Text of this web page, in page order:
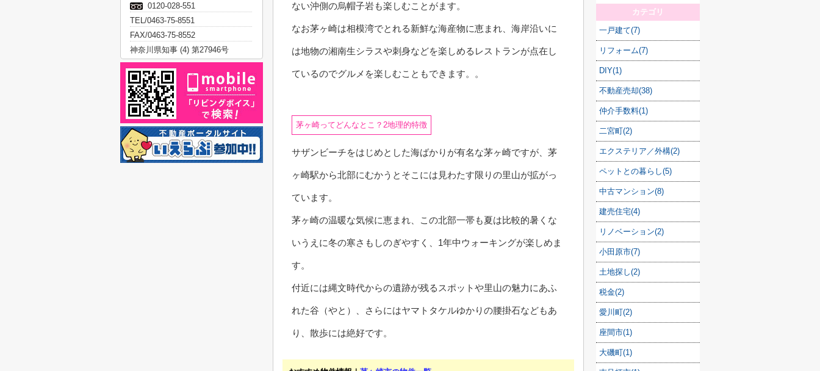
ない沖側の烏帽子岩も楽しむことがます。
なお茅ヶ崎は相模湾でとれる新鮮な海産物に恵まれ、海岸沿いに
は地物の湘南生シラスや刺身などを楽しめるレストランが点在し
ているのでグルメを楽しむこともできます。。
茅ヶ崎ってどんなとこ？2地理的特徴
サザンビーチをはじめとした海ばかりが有名な茅ヶ崎ですが、茅
ヶ崎駅から北部にむかうとそこには見わたす限りの里山が拡がっ
ています。
茅ヶ崎の温暖な気候に恵まれ、この北部一帯も夏は比較的暑くな
いうえに冬の寒さもしのぎやすく、1年中ウォーキングが楽しめま
す。
付近には縄文時代からの遺跡が残るスポットや里山の魅力にあふ
れた谷（やと）、さらにはヤマトタケルゆかりの腰掛石などもあ
り、散歩には絶好です。
カテゴリ
一戸建て(7)
リフォーム(7)
DIY(1)
不動産売却(38)
仲介手数料(1)
二宮町(2)
エクステリア／外構(2)
ペットとの暮らし(5)
中古マンション(8)
建売住宅(4)
リノベーション(2)
小田原市(7)
土地探し(2)
税金(2)
愛川町(2)
座間市(1)
大磯町(1)
0120-028-551
TEL/0463-75-8551
FAX/0463-75-8552
神奈川県知事 (4) 第27946号